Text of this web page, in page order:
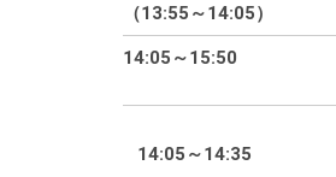
（13:55～14:05）
14:05～15:50
14:05～14:35